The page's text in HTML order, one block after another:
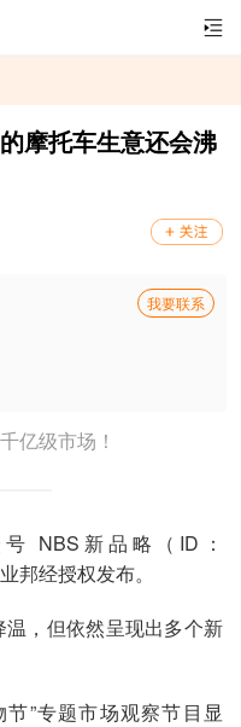
摩托车生意还会沸
我要联系
亿级市场！
NBS新品略（ID：
邦经授权发布。
，但依然呈现出多个新
”专题市场观察节目显